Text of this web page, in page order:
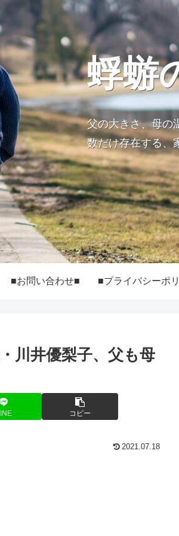
蜉蝣
父の大きさ、母の
数だけ存在する、
■お問い合わせ■
川井優梨子、父も母
コピー
2021.07.18